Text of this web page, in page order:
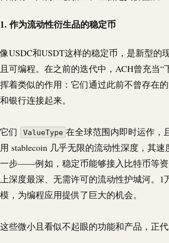
1. 作为流动性衍生品的稳定币
像USDC和USDT这样的稳定币，是新型
且可编程。在之前的迭代中， ACH曾充当“
挥着类似的作用：它们通过此前不曾存在
和银行连接起来。
它们 ValueType 在全球范围内即时运作，
用 stablecoin 几乎无限的流动性深度，其
一步——例如，稳定币能够接入比特币等
上深度最深、无需许可的流动性护城河。
模，为编程应用提供了巨大的机会。
这些微小且看似不起眼的功能和产品，正